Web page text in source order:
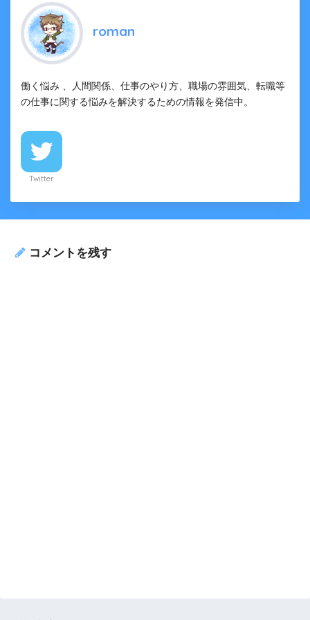
roman
働く悩み 、人間関係、仕事のやり方、職場の雰囲気、転職等
の仕事に関する悩みを解決するための情報を発信中。
Twitter
コメントを残す